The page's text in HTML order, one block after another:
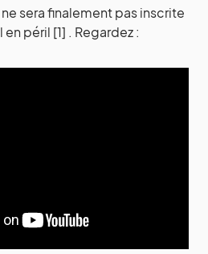
sera finalement pas inscrite
péril [1] . Regardez :